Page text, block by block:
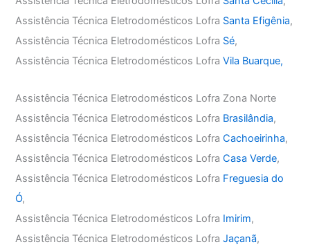
Assistência Técnica Eletrodomésticos Lofra Santa Efigênia,
Assistência Técnica Eletrodomésticos Lofra Sé,
Assistência Técnica Eletrodomésticos LofraVila Buarque,
Assistência Técnica Eletrodomésticos Lofra Zona Norte
Assistência Técnica Eletrodomésticos Lofra Brasilândia,
Assistência Técnica Eletrodomésticos LofraCachoeirinha,
Assistência Técnica Eletrodomésticos LofraCasa Verde,
Assistência Técnica Eletrodomésticos Lofra Freguesia do
Ó,
Assistência Técnica Eletrodomésticos Lofra Imirim,
Assistência Técnica Eletrodomésticos LofraJaçanã,